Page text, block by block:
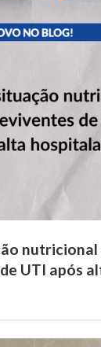
nutricional
UTI após